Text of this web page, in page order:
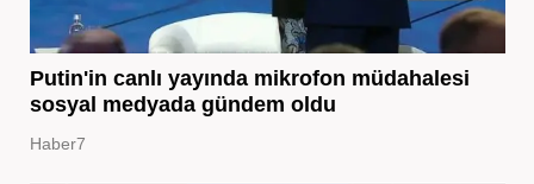
Putin'in canlı yayında mikrofon müdahalesi
sosyal medyada gündem oldu
Haber7